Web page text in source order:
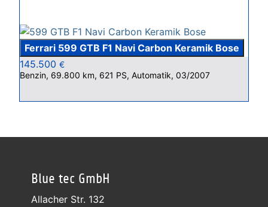
Ferrari 599 GTB F1 Navi Carbon Keramik Bose
145.500 €
Benzin, 69.800 km, 621 PS, Automatik, 03/2007
Blue tec GmbH
Allacher Str. 132